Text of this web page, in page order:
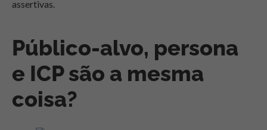
assertivas.
Público-alvo, persona
e ICP são a mesma
coisa?